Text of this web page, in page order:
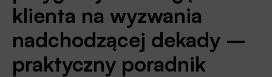
klienta na wyzwania
nadchodzącej dekady –
praktyczny poradnik